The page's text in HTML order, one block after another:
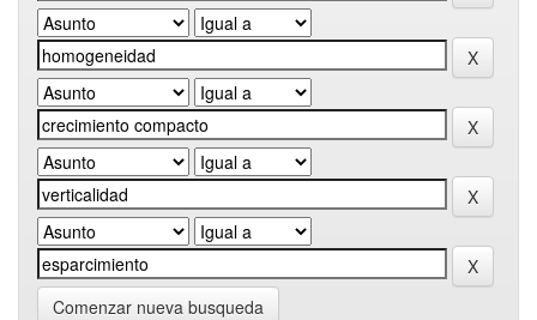
Comenzar nueva busqueda